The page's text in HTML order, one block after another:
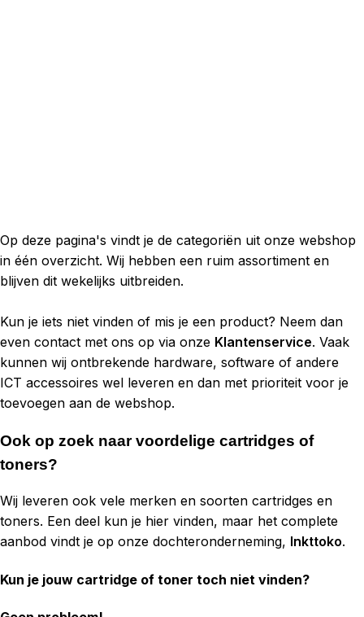
Op deze pagina's vindt je de categoriën uit onze webshop
in één overzicht. Wij hebben een ruim assortiment en
blijven dit wekelijks uitbreiden.
Kun je iets niet vinden of mis je een product? Neem dan
even contact met ons op via onze Klantenservice. Vaak
kunnen wij ontbrekende hardware, software of andere
ICT accessoires wel leveren en dan met prioriteit voor je
toevoegen aan de webshop.
Ook op zoek naar voordelige cartridges of
toners?
Wij leveren ook vele merken en soorten cartridges en
toners. Een deel kun je hier vinden, maar het complete
aanbod vindt je op onze dochteronderneming, Inkttoko.
Kun je jouw cartridge of toner toch niet vinden?